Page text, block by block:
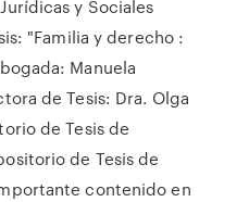
y Sociales
"Familia y derecho :
Manuela
de Tesis: Dra. Olga
de Tesis de
de Tesis de
contenido en